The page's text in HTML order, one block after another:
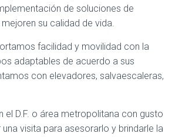
de soluciones de
su calidad de vida.
facilidad y movilidad con la
adaptables de acuerdo a sus
con elevadores, salvaescaleras,
el D.F. o área metropolitana con gusto
visita para asesorarlo y brindarle la